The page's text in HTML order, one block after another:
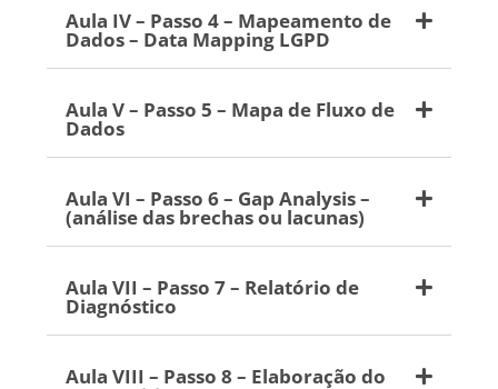
Aula IV – Passo 4 – Mapeamento de
Dados – Data Mapping LGPD
Aula V – Passo 5 – Mapa de Fluxo de
Dados
Aula VI – Passo 6 – Gap Analysis –
(análise das brechas ou lacunas)
Aula VII – Passo 7 – Relatório de
Diagnóstico
Aula VIII – Passo 8 – Elaboração do